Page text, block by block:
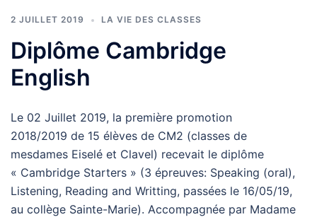
2 JUILLET 2019 LA VIE DES CLASSES
Diplôme Cambridge
English
Le 02 Juillet 2019, la première promotion
2018/2019 de 15 élèves de CM2 (classes de
mesdames Eiselé et Clavel) recevait le diplôme
« Cambridge Starters » (3 épreuves: Speaking (oral),
Listening, Reading and Writting, passées le 16/05/19,
au collège Sainte-Marie). Accompagnée par Madame